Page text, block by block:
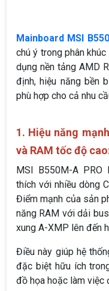
Mainboard MSI
chú ý trong phân
dụng nền tảng AMD
định, hiệu năng bền
phù hợp cho cả nhu
1. Hiệu năng
và RAM tốc độ
MSI B550M-A
thích với nhiều dòng
Điểm mạnh của sản
năng RAM với dải
xung A-XMP lên đến
Điều này giúp hệ
đặc biệt hữu ích
đồ họa hoặc làm việc